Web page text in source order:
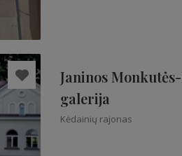
Janinos
galerija
Kėdainių rajonas